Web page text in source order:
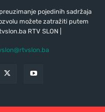
pojedinih sadržaja
možete zatražiti putem
RTV SLON |